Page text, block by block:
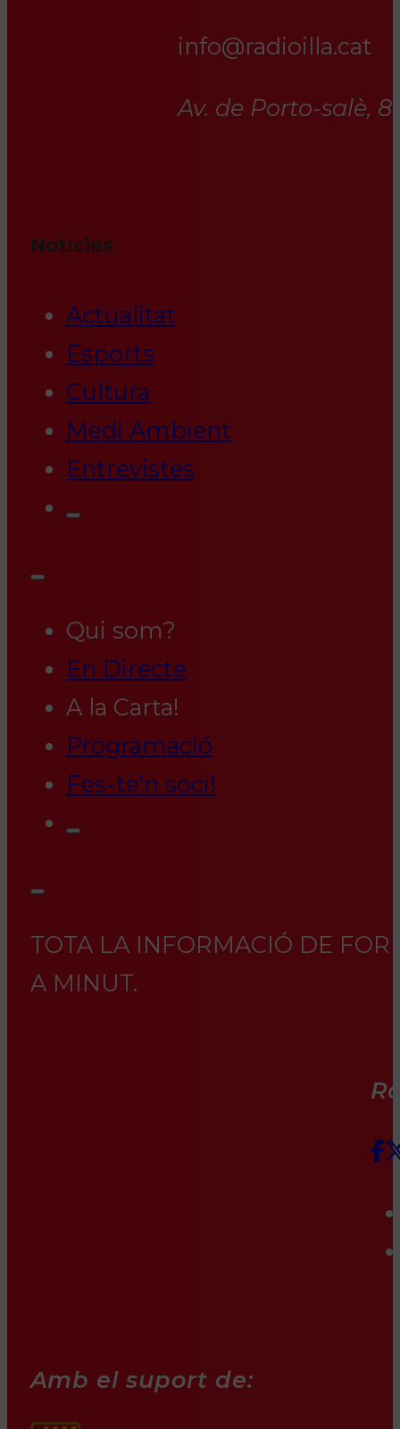
info@radioilla.cat
Av. de Porto-salè,
Notícies
Actualitat
Esports
Cultura
Medi Ambient
Entrevistes
Qui som?
En Directe
A la Carta!
Programació
Fes-te'n soci!
TOTA LA INFORMACIÓ DE
A MINUT.
Amb el suport de: